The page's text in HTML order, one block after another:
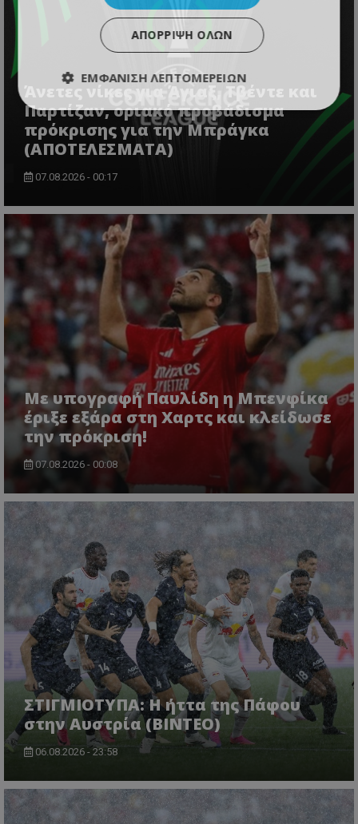
Άνετες νίκες για Άγιαξ, Τβέντε και
Παρτίζαν, οριακό προβάδισμα
πρόκρισης για την Μπράγκα
(ΑΠΟΤΕΛΕΣΜΑΤΑ)
07.08.2026 - 00:17
Με υπογραφή Παυλίδη η Μπενφίκα
έριξε εξάρα στη Χαρτς και κλείδωσε
την πρόκριση!
07.08.2026 - 00:08
ΣΤΙΓΜΙΟΤΥΠΑ: Η ήττα της Πάφου
στην Αυστρία (ΒΙΝΤΕΟ)
06.08.2026 - 23:58
ΑΠΌΡΡΙΨΗ ΌΛΩΝ
ΕΜΦΆΝΙΣΗ ΛΕΠΤΟΜΕΡΕΙΏΝ